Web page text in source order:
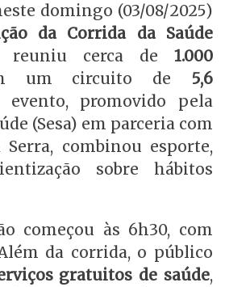
domingo (03/08/2025)
da Corrida da Saúde
reuniu cerca de 1.000
um circuito de 5,6
evento, promovido pela
(Sesa) em parceria com
combinou esporte,
sobre hábitos
começou às 6h30, com
da corrida, o público
gratuitos de saúde,